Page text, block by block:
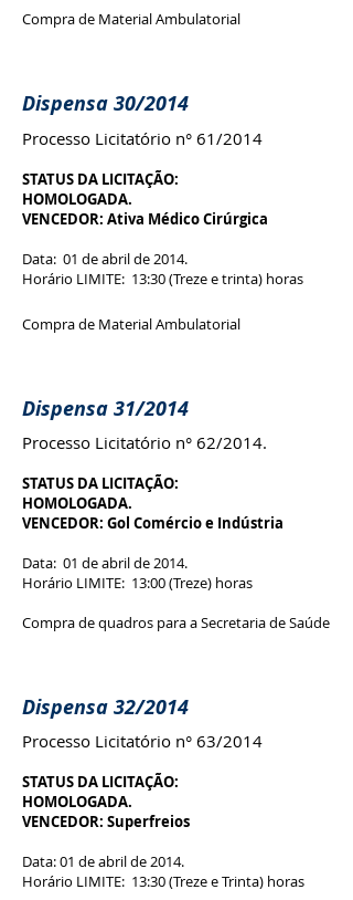
Compra de Material Ambulatorial
Dispensa 30/2014
Processo Licitatório n° 61/2014
STATUS DA LICITAÇÃO:
HOMOLOGADA.
VENCEDOR: Ativa Médico Cirúrgica
Data: 01 de abril de 2014.
Horário LIMITE: 13:30 (Treze e trinta) horas
Compra de Material Ambulatorial
Dispensa 31/2014
Processo Licitatório n° 62/2014.
STATUS DA LICITAÇÃO:
HOMOLOGADA.
VENCEDOR: Gol Comércio e Indústria
Data: 01 de abril de 2014.
Horário LIMITE: 13:00 (Treze) horas
Compra de quadros para a Secretaria de Saúde
Dispensa 32/2014
Processo Licitatório n° 63/2014
STATUS DA LICITAÇÃO:
HOMOLOGADA.
VENCEDOR: Superfreios
Data: 01 de abril de 2014.
Horário LIMITE: 13:30 (Treze e Trinta) horas